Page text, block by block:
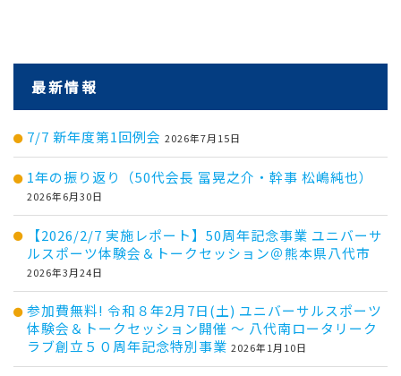
最新情報
7/7 新年度第1回例会 2026年7月15日
1年の振り返り（50代会長 冨晃之介・幹事 松嶋純也）
2026年6月30日
【2026/2/7 実施レポート】50周年記念事業 ユニバーサ
ルスポーツ体験会＆トークセッション＠熊本県八代市
2026年3月24日
参加費無料! 令和８年2月7日(土) ユニバーサルスポーツ
体験会＆トークセッション開催 ～ 八代南ロータリーク
ラブ創立５０周年記念特別事業 2026年1月10日